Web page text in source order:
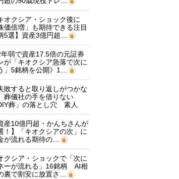
オクシア・ショック後に
価倍増」も期待できる注目
5選】資産3億円超…
年弱で資産17.5倍の元証券
が「キオクシア急落で次に
」5銘柄を公開》1…
敗すると取り返しがつかな
葬儀社の手を借りない
葬」の落とし穴 素人
産10億円超・かんちさんが
！】「キオクシアの次」に
が流れる期待の…
クシア・ショックで「次に
ーが流れる」16銘柄 AI相
裏で割安に放置さ…